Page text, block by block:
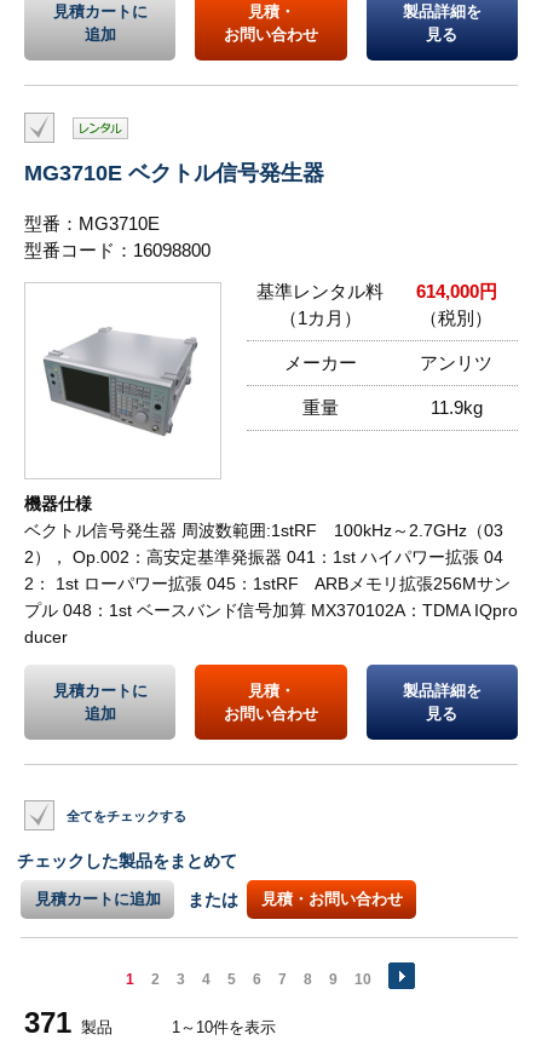
見積カートに
追加
見積・
お問い合わせ
製品詳細を
見る
MG3710E ベクトル信号発生器
型番：MG3710E
型番コード：16098800
基準レンタル料
（1カ月）
614,000円
（税別）
メーカー アンリツ
重量 11.9kg
機器仕様
ベクトル信号発生器 周波数範囲:1stRF 100kHz～2.7GHz（03
2）， Op.002：高安定基準発振器 041：1st ハイパワー拡張 04
2： 1st ローパワー拡張 045：1stRF ARBメモリ拡張256Mサン
プル 048：1st ベースバンド信号加算 MX370102A：TDMA IQpro
ducer
見積カートに
追加
見積・
お問い合わせ
製品詳細を
見る
全てをチェックする
チェックした製品をまとめて
見積カートに追加 または 見積・お問い合わせ
1 2 3 4 5 6 7 8 9 10
371 製品 1～10件を表示